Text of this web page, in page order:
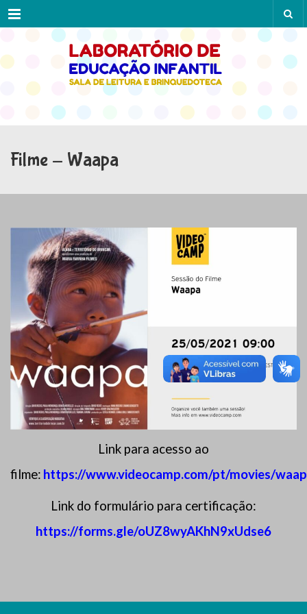
Menu
Filme - Waapa
Link para acesso ao
filme: https://www.videocamp.com/pt/movies/
Link do formulário para certificação:
https://forms.gle/oUZ8wyAKhN9xUdse6